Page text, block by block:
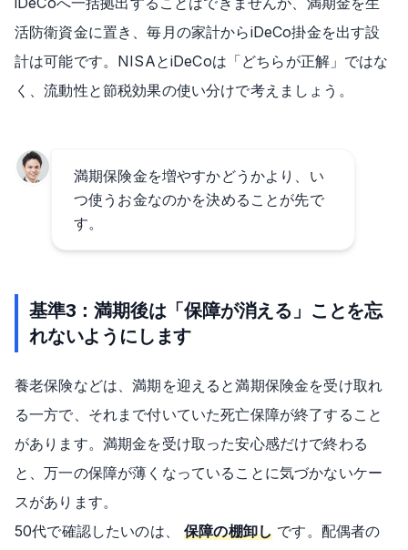
活防衛資金に置き、毎月の家計からiDeCo掛金を出す設
計は可能です。NISAとiDeCoは「どちらが正解」ではな
く、流動性と節税効果の使い分けで考えましょう。
満期保険金を増やすかどうかより、い
つ使うお金なのかを決めることが先で
す。
基準3：満期後は「保障が消える」ことを忘
れないようにします
養老保険などは、満期を迎えると満期保険金を受け取れ
る一方で、それまで付いていた死亡保障が終了すること
があります。満期金を受け取った安心感だけで終わる
と、万一の保障が薄くなっていることに気づかないケー
スがあります。
50代で確認したいのは、保障の棚卸し です。配偶者の